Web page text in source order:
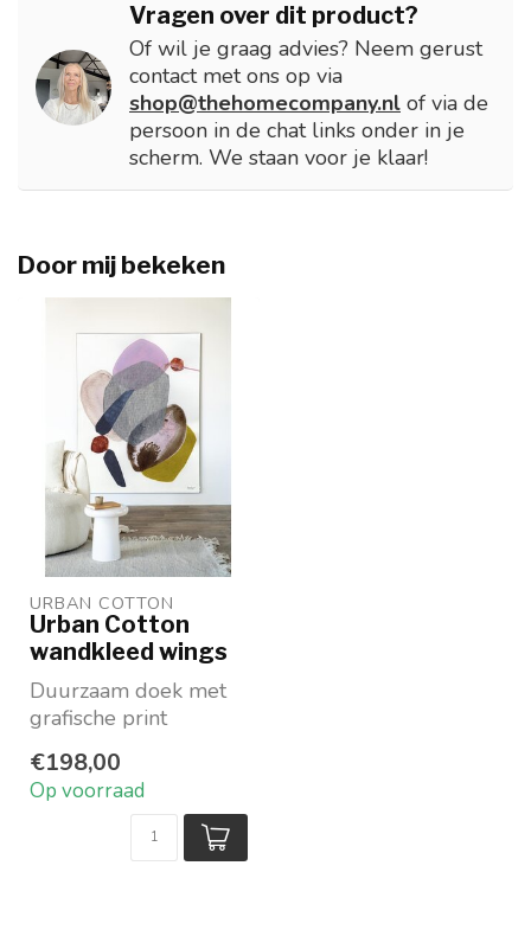
Vragen over dit product?
Of wil je graag advies? Neem gerust
contact met ons op via
shop@thehomecompany.nl of via de
persoon in de chat links onder in je
scherm. We staan voor je klaar!
Door mij bekeken
URBAN COTTON
Urban Cotton
wandkleed wings
Duurzaam doek met
grafische print
katoen
Kunstenaar: Milik...
€198,00
Op voorraad